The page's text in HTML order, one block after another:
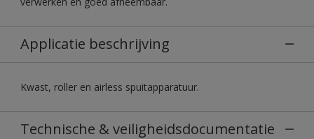
Applicatie beschrijving
Kwast, roller en airless spuitapparatuur.
Technische & veiligheidsdocumentatie